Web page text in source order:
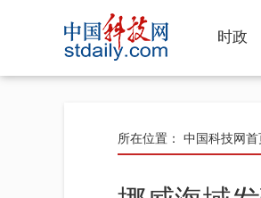
时政
所在位置： 中国科技网首